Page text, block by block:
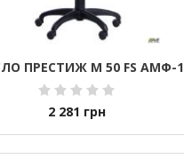
ПРЕСТИЖ М 50 FS АМФ-1
2 281 грн